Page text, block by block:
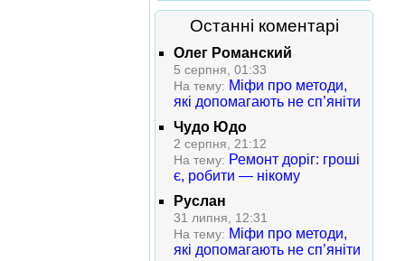
Останні коментарі
Олег Романский
5 серпня, 01:33
На тему: Міфи про методи,
які допомагають не сп’яніти
Чудо Юдо
2 серпня, 21:12
На тему: Ремонт доріг: гроші
є, робити — нікому
Руслан
31 липня, 12:31
На тему: Міфи про методи,
які допомагають не сп’яніти